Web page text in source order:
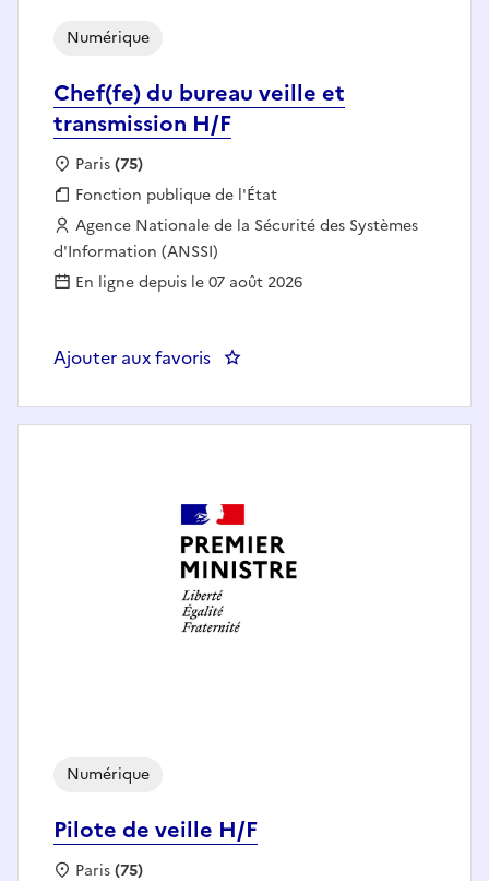
Chef(fe) du bureau veille et
transmission H/F
Numérique
Localisation :
Paris(75)
Fonction publique :
Fonction publique de l'État
Employeur :
Agence Nationale de la Sécurité des Systèmes
d'Information (ANSSI)
En ligne depuis le 07 août 2026
Ajouter aux favoris : Chef(fe) du bureau veille et
Pilote de veille H/F
Numérique
Localisation :
Paris(75)